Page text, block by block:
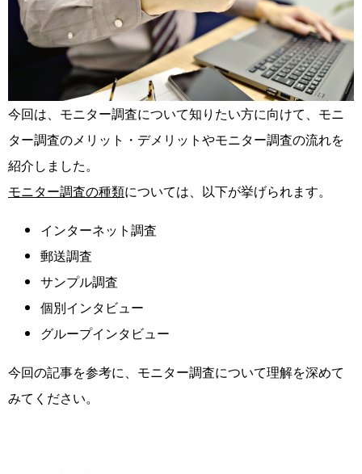
今回は、モニター調査について知りたい方に向けて、モニ
ター調査のメリット・デメリットやモニター調査の流れを
紹介しました。
モニター調査の種類については、以下が挙げられます。
インターネット調査
郵送調査
サンプル調査
個別インタビュー
グループインタビュー
今回の記事を参考に、モニター調査について理解を深めて
みてください。